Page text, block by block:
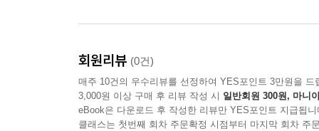
커리어는 본원적 역량을 개발하는 것이다
1 AI 시대, 지속 가능한 커리어 역량은 어디서 만들
2 내 급여는 누가 주는가?
회원리뷰 (0건)
매주 10건의 우수리뷰를 선정하여 YES포인트 3만원을 드
3,000원 이상 구매 후 리뷰 작성 시 일반회원 300원, 마니
eBook은 다운로드 후 작성한 리뷰만 YES포인트 지급됩니
클래스는 첫번째 회차 주문확정 시점부터 마지막 회차 주